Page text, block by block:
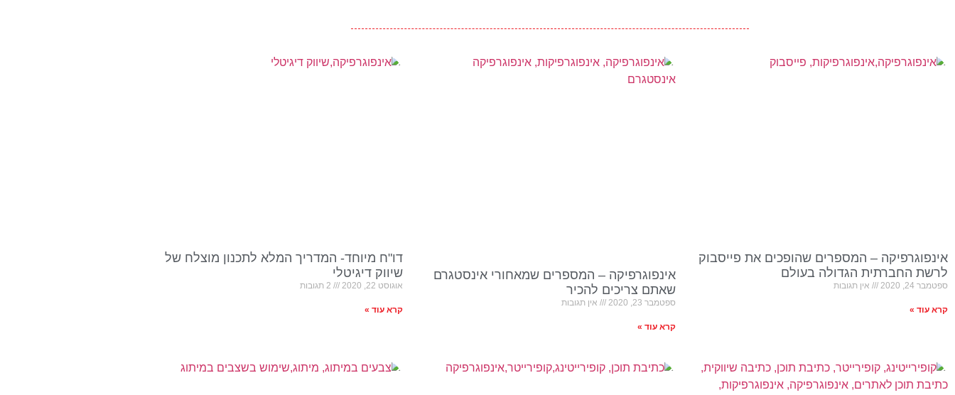
אינפוגרפיקה – המספרים שהופכים את פייסבוק
לרשת החברתית הגדולה בעולם
ספטמבר 24, 2020 אין תגובות
קרא עוד »
אינפוגרפיקה – המספרים שמאחורי אינסטגרם
שאתם צריכים להכיר
ספטמבר 23, 2020 אין תגובות
קרא עוד »
דו"ח מיוחד- המדריך המלא לתכנון מוצלח של
שיווק דיגיטלי
אוגוסט 22, 2020 2 תגובות
קרא עוד »